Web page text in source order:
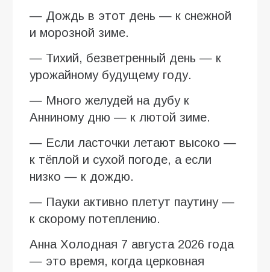
— Дождь в этот день — к снежной
и морозной зиме.
— Тихий, безветренный день — к
урожайному будущему году.
— Много желудей на дубу к
Анниному дню — к лютой зиме.
— Если ласточки летают высоко —
к тёплой и сухой погоде, а если
низко — к дождю.
— Пауки активно плетут паутину —
к скорому потеплению.
Анна Холодная 7 августа 2026 года
— это время, когда церковная